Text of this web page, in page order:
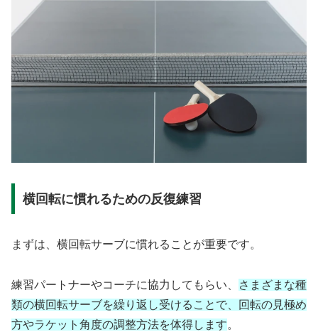
横回転に慣れるための反復練習
まずは、横回転サーブに慣れることが重要です。
練習パートナーやコーチに協力してもらい、
さまざまな種
類の横回転サーブを繰り返し受けることで、回転の見極め
方やラケット角度の調整方法を体得します。